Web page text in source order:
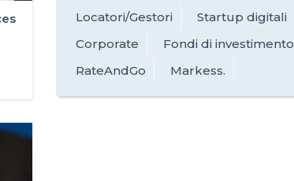
Locatori/Gestori
Startup digitali
Corporate
Fondi di investimento
RateAndGo
Markess.